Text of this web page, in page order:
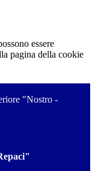
essere
pagina della cookie
"Nostro -